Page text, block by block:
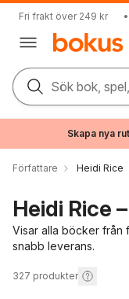
Fri frakt över 249 kr •
Sök bok,
Skapa nya
Författare Heidi Rice
Heidi Rice
Visar alla böcker från
snabb leverans.
327 produkter